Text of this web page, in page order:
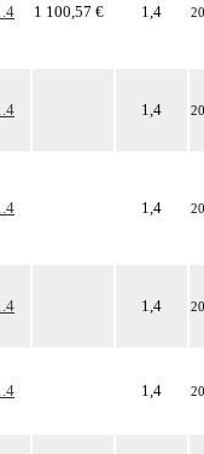
1 100,57 € 1,4
1,4
1,4
1,4
1,4